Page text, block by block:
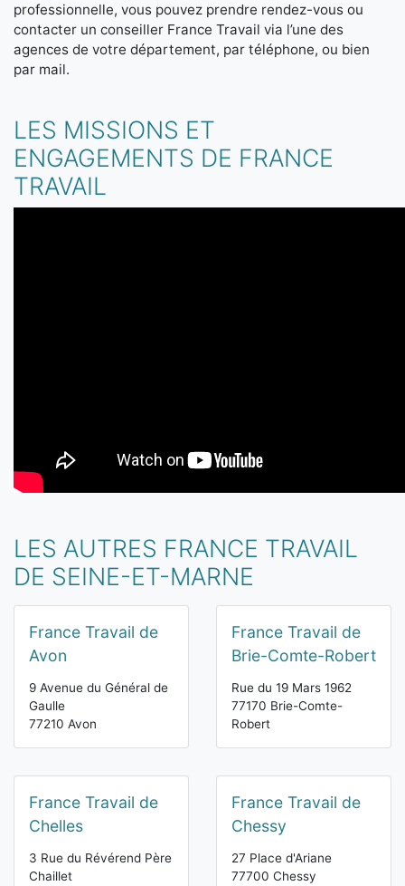
professionnelle, vous pouvez prendre rendez-vous ou
contacter un conseiller France Travail via l’une des
agences de votre département, par téléphone, ou bien
par mail.
LES MISSIONS ET
ENGAGEMENTS DE FRANCE
TRAVAIL
LES AUTRES FRANCE TRAVAIL
DE SEINE-ET-MARNE
France Travail de
Avon
9 Avenue du Général de
Gaulle
77210 Avon
France Travail de
Brie-Comte-Robert
Rue du 19 Mars 1962
77170 Brie-Comte-
Robert
France Travail de
Chelles
3 Rue du Révérend Père
Chaillet
France Travail de
Chessy
27 Place d'Ariane
77700 Chessy